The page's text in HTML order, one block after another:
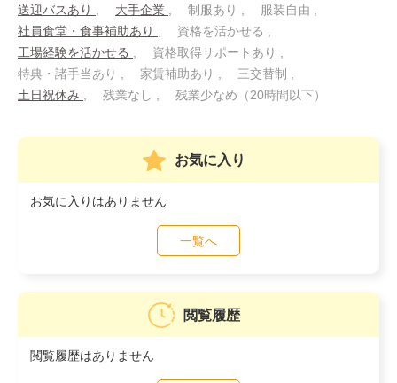
送迎バスあり
大手企業 制服あり
服装自由
社員食堂・食事補助あり
資格を活かせる
工場経験を活かせる
資格取得サポートあり
特典・諸手当あり
家賃補助あり
三交替制
土日祝休み
残業なし 残業少なめ（20時間以下）
お気に入り
お気に入りはありません
一覧へ
閲覧履歴
閲覧履歴はありません